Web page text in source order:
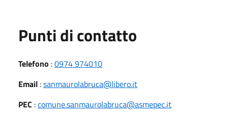
Punti di contatto
Telefono :0974 974010
Email :sanmaurolabruca@libero.it
PEC :comune.sanmaurolabruca@asmepec.it